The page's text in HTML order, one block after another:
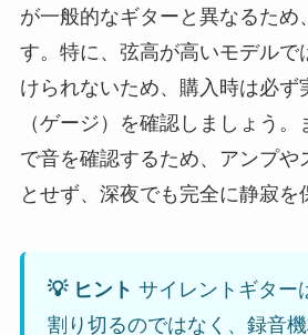
が一般的なギターと異なるため
す。特に、弦高が高いモデルで
けられないため、購入時は必ず
（ゲージ）を確認しましょう
で音を確認するため、アンプや
とせず、深夜でも完全に静寂を
💡 ヒント サイレントギター
割り切るのではなく、録音